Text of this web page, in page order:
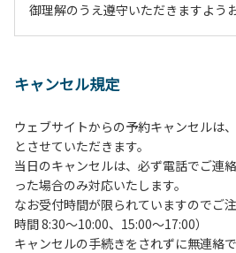
御理解のうえ遵守いただきますよう
２、中学生以下だけでの利用はでき
３、テントサイト（多目的広場を含
予約いただいた方のみで、連泊の方
基本的に、テント1張りにつき1区画
管理棟にてチェックインの手続きを
時前にお越しの方は、午後3時にな
続きを行ってください。午後5時過ぎ
手続きを行ってください。
キャンセル規定
ウェブサイトからの予約キャンセルは
とさせていただきます。
当日のキャンセルは、必ず電話でご連
った場合のみ対応いたします。
なお受付時間が限られていますのでご
時間 8:30～10:00、15:00～17:00）
キャンセルの手続きをされずに無連絡